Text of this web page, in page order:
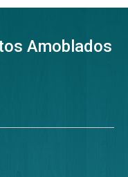
Amoblados